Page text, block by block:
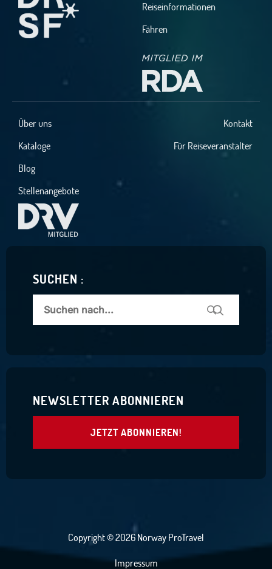
Reiseinformationen
Fähren
Über uns
Kontakt
Kataloge
Für Reiseveranstalter
Blog
Stellenangebote
SUCHEN :
NEWSLETTER ABONNIEREN
JETZT ABONNIEREN!
Copyright © 2026 Norway ProTravel
Impressum